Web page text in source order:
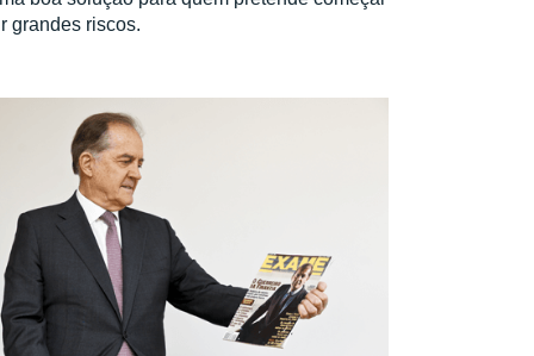
grandes riscos.